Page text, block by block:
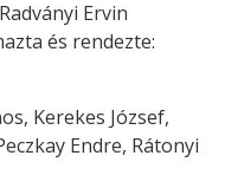
Ervin
és rendezte:
Kerekes József,
Endre, Rátonyi